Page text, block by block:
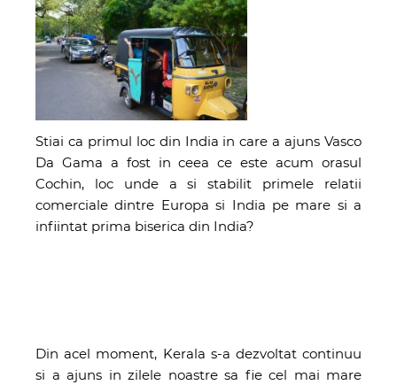
Stiai ca primul loc din India in care a ajuns Vasco
Da Gama a fost in ceea ce este acum orasul
Cochin, loc unde a si stabilit primele relatii
comerciale dintre Europa si India pe mare si a
infiintat prima biserica din India?
Din acel moment, Kerala s-a dezvoltat continuu
si a ajuns in zilele noastre sa fie cel mai mare